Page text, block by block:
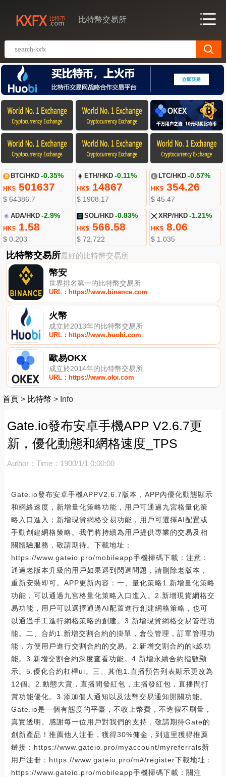
比特幣交易所
BTC/HKD -0.35%
HK$501637
$ 64386.7
ETH/HKD -0.11%
HK$ 14867
$ 1908.17
LTC/HKD -0.57%
HK$354.26
$ 45.47
ADA/HKD -2.9%
HK$1.58
$ 0.203
SOL/HKD -0.83%
HK$ 566.58
$ 72.722
XRP/HKD -1.21%
HK$8.06
$ 1.035
比特幣交易所最好的比特幣交易所
幣安
世界排名第一的比特幣交易所
URL：https://www.binance.com
火幣
成立於2013年的比特幣交易所
URL：https://www.huobi.com
歐易OKX
成立於2014年的比特幣交易所
URL：https://www.okx.com
首頁 > 比特幣 > Info
Gate.io發布安卓手機APP V2.6.7更
新，優化動態和網格速度_TPS
Author： Time：1900/1/1 0:00:00
Gate.io發布安卓手機APPV2.6.7版本，APP內優化動態顯示
和網絡速度，新增量化策略功能，用戶可通過九宮格量化策
略入口進入；新增現貨網格交易功能，用戶可選擇AI配置或
手動創建網格策略。我們將持續為用戶提供專業的交易及相
關體驗服務，敬請期待。下載地址：
https://www.gateio.pro/mobileapp手機掃碼下載：注意：
通過老版本升級的用戶如果遇到閃退問題，請刪除老版本，
重新安裝即可。APP更新內容：一、量化策略1.新增量化策略
功能，可以通過九宮格量化策略入口進入。2.新增現貨網格交
易功能，用戶可以選擇通過AI配置進行創建網格策略，也可
以通過手工進行網格策略的創建。3.新增現貨網格交易管理功
能。二、合約1.新增交割合約的掛單，倉位管理，訂單管理功
能，方便用戶進行交割合約的交易。2.新增交割合約的k線功
能。3.新增交割合約深度查看功能。4.新增永續合約指數顯
示。5.優化合約杠桿ui。三、其他1.直播預告列表顯示更改為
12個。2.動態大賞，直播間發紅包，主播發紅包，直播間打
賞功能優化。3.添加個人通知以及法幣交易通知開關功能。
Gate.io是一個有態度的平臺，不收上幣費，不造假不刷量，
真實透明。感謝每一位用戶對我們的支持，敬請期待Gate的
創新產品！推薦他人注冊，獲得30%傭金，到這里獲得推薦
鏈接：https://www.gateio.pro/myaccount/myreferrals新
用戶注冊：https://www.gateio.pro/m#/register下載地址：
https://www.gateio.pro/mobileapp手機掃碼下載：關注